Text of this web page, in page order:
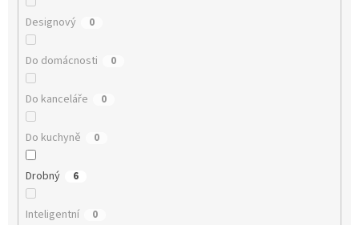
Designový 0
Do domácnosti 0
Do kanceláře 0
Do kuchyně 0
Drobný 6
Inteligentní 0